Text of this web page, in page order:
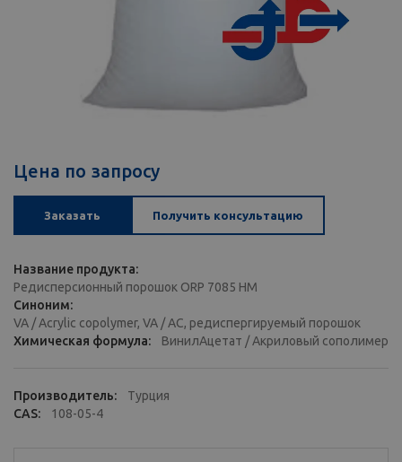
Цена по запросу
Заказать Получить консультацию
Название продукта:
Редисперсионный порошок ORP 7085 HM
Синоним:
VA / Acrylic copolymer, VA / AC, редиспергируемый порошок
Химическая формула:
ВинилАцетат / Акриловый сополимер
Производитель:
Турция
CAS:
108-05-4